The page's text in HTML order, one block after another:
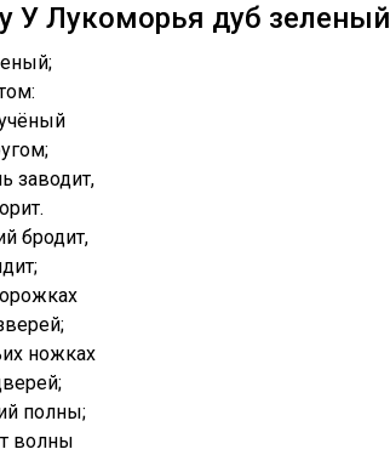
У Лукоморья дуб зеленый
заводит,
бродит,
ножках
полны;
волны